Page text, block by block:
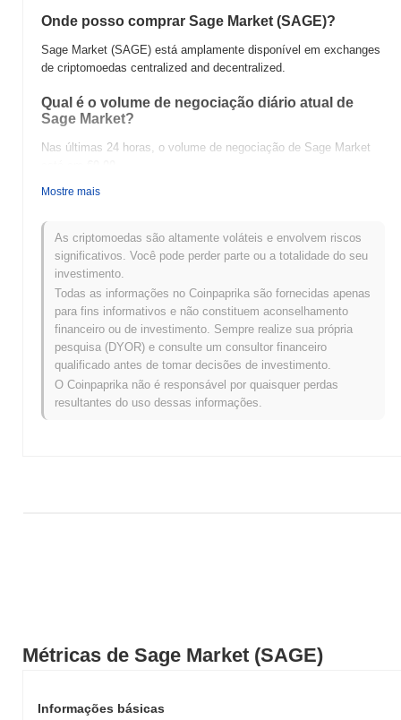
Métricas de Sage Market (SAGE)
Informações básicas
Onde posso comprar Sage Market (SAGE)?
Sage Market (SAGE) está amplamente disponível em exchanges
de criptomoedas centralized and decentralized.
Qual é o volume de negociação diário atual de
Sage Market?
Nas últimas 24 horas, o volume de negociação de Sage Market
Qual é o histórico da faixa de preço de Sage
Máxima Histórica (ATH):€0.760990
Mínima Histórica (ATL):€0.00
Sage Market está sendo negociado atualmente ~99.98%abaixo
de sua ATH .
Como Sage Market está se desempenhando em
comparação com o mercado cripto mais amplo?
Nos últimos 7 dias, Sage Market ganhou
do mercado cripto geral que registrou um ganho de
Mostre mais
As criptomoedas são altamente voláteis e envolvem riscos
significativos. Você pode perder parte ou a totalidade do seu
investimento.
Todas as informações no Coinpaprika são fornecidas apenas
para fins informativos e não constituem aconselhamento
financeiro ou de investimento. Sempre realize sua própria
pesquisa (DYOR) e consulte um consultor financeiro
qualificado antes de tomar decisões de investimento.
O Coinpaprika não é responsável por quaisquer perdas
resultantes do uso dessas informações.